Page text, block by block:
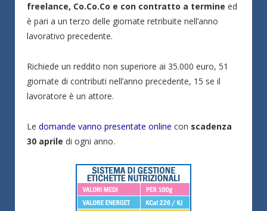
freelance, Co.Co.Co e con contratto a termine ed
è pari a un terzo delle giornate retribuite nell’anno
lavorativo precedente.
Richiede un reddito non superiore ai 35.000 euro, 51
giornate di contributi nell’anno precedente, 15 se il
lavoratore è un attore.
Le domande vanno presentate online con scadenza
30 aprile di ogni anno.